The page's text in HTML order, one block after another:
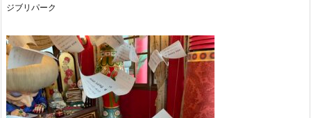
ジブリパーク